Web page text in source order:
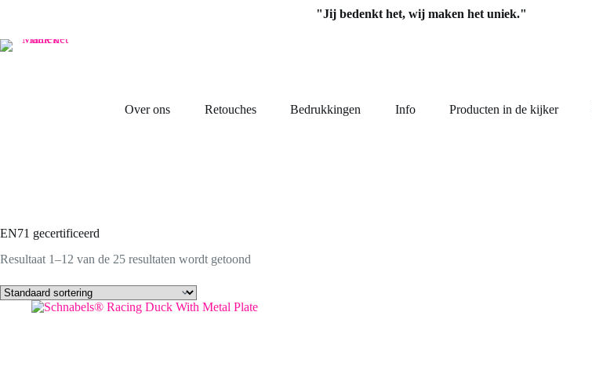
inhoud
"Jij bedenkt het, wij maken het uniek."
Over ons Retouches Bedrukkingen Info Producten in de kijker
EN71 gecertificeerd
Resultaat 1–12 van de 25 resultaten wordt getoond